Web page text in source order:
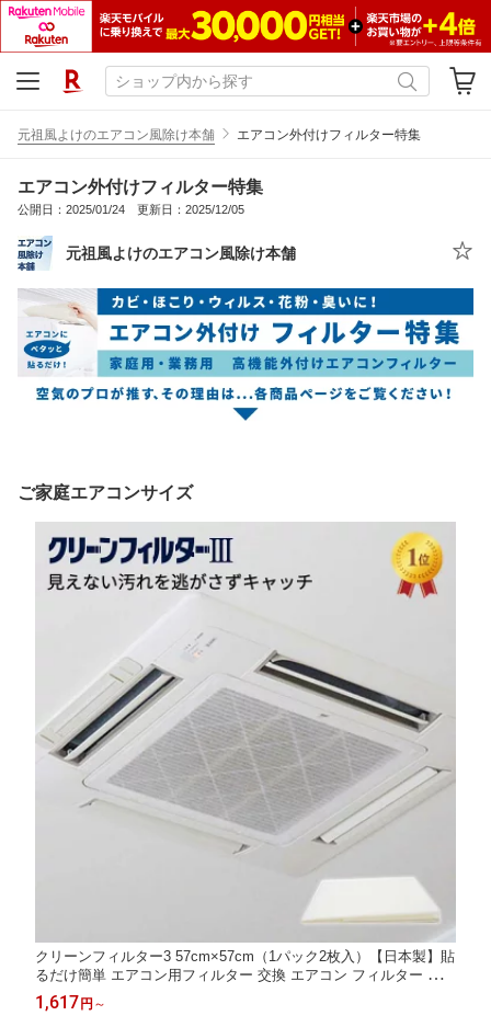
元祖風よけのエアコン風除け本舗 エアコン外付けフィルター特集
エアコン外付けフィルター特集
公開日：2025/01/24 更新日：2025/12/05
元祖風よけのエアコン風除け本舗
ご家庭エアコンサイズ
クリーンフィルター3 57cm×57cm（1パック2枚入）【日本製】貼
るだけ簡単 エアコン用フィルター 交換 エアコン フィルター 業務
用エアコン 花粉対策 節電 ホコリ 集塵 防汚 花粉 粘着シール付 ウ
イルス 花粉症 アレルギー対策 大掃除
1,617 円 ～